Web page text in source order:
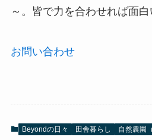
～。皆で力を合わせれば面
お問い合わせ
Beyondの日々 田舎暮らし 自然農園